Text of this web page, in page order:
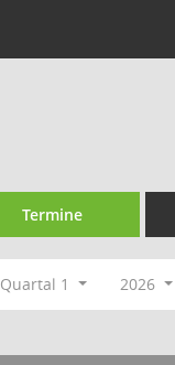
Termine
Quartal 1 2026